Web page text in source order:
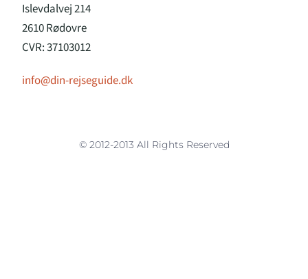
Islevdalvej 214
2610 Rødovre
CVR: 37103012
info@din-rejseguide.dk
© 2012-2013 All Rights Reserved